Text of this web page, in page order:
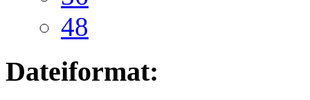
48
Dateiformat: